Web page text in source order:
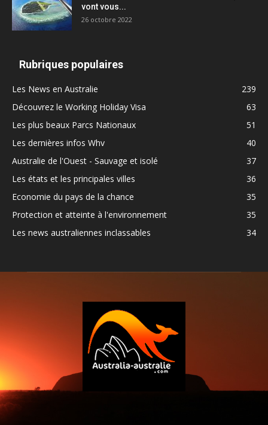
vont vous...
26 octobre 2022
Rubriques populaires
Les News en Australie
239
Découvrez le Working Holiday Visa
63
Les plus beaux Parcs Nationaux
51
Les dernières infos Whv
40
Australie de l'Ouest - Sauvage et isolé
37
Les états et les principales villes
36
Economie du pays de la chance
35
Protection et atteinte à l'environnement
35
Les news australiennes inclassables
34